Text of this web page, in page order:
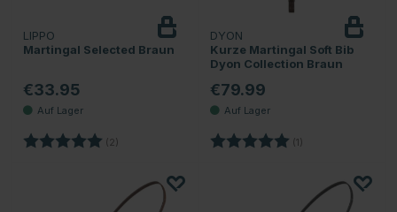
LIPPO
Martingal Selected Braun
€33.95
Bewertung: (2)
DYON
Kurze Martingal Soft Bib
Dyon Collection Braun
€79.99
Bewertung: (1)